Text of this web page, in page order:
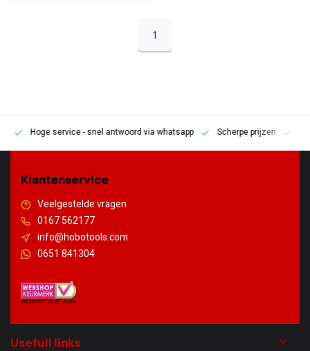
1
Hoge service- snel antwoord via whatsapp Scherpe prijzen
Klantenservice
Veelgestelde vragen
0167 562177
info@hobotools.com
0651 841304
Usefull links